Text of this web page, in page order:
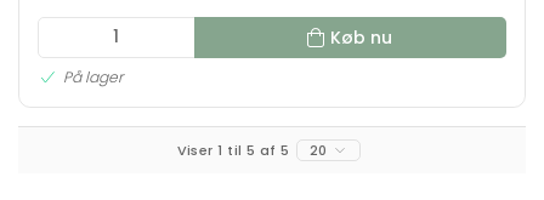
Køb nu
På lager
Viser 1 til 5 af 5 20